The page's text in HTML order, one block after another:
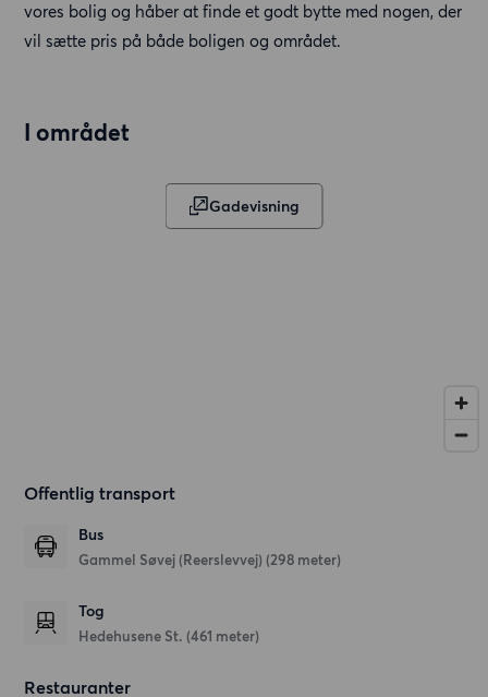
vores bolig og håber at finde et godt bytte med nogen, der
vil sætte pris på både boligen og området.
I området
Gadevisning
Offentlig transport
Bus
Gammel Søvej (Reerslevvej) (298 meter)
Tog
Hedehusene St. (461 meter)
Restauranter